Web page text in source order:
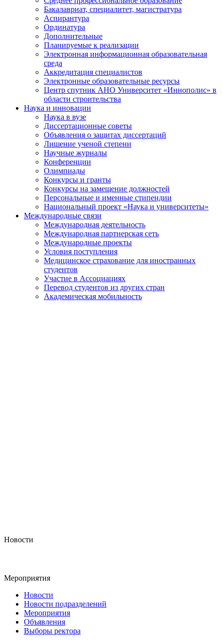
Бакалавриат, специалитет, магистратура
Аспирантура
Ординатура
Дополнительные
Планируемые к реализации
Электронная информационная образовательная
среда
Аккредитация специалистов
Электронные образовательные ресурсы
Центр спутник АНО Университет «Иннополис» в
области строительства
Наука и инновации
Наука в вузе
Диссертационные советы
Объявления о защитах диссертаций
Лишение ученой степени
Научные журналы
Конференции
Олимпиады
Конкурсы и гранты
Конкурсы на замещение должностей
Персональные и именные стипендии
Национальный проект «Наука и университеты»
Международные связи
Международная деятельность
Международная партнерская сеть
Международные проекты
Условия поступления
Медицинское страхование для иностранных
студентов
Участие в Ассоциациях
Перевод студентов из других стран
Академическая мобильность
Новости
Мероприятия
Новости
Новости подразделений
Мероприятия
Объявления
Выборы ректора